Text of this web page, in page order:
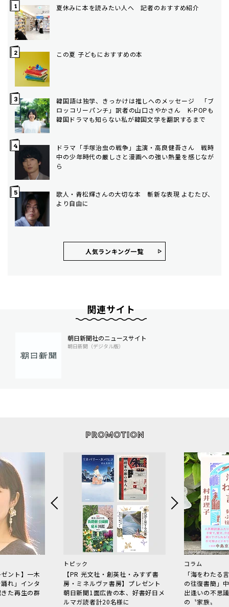
夏休みに本を読みたい人へ 記者のおすすめ紹介
この夏 子どもにおすすめの本
韓国語は独学、きっかけは推しへのメッセージ 「ブ
ロッコリーパンチ」訳者の山口さやかさん K-POPも
韓国ドラマも知らない私が韓国文学を翻訳するまで
ドラマ「手塚治虫の戦争」主演・高良健吾さん 戦時
中の少年時代の厳しさと漫画への強い熱量を感じなが
ら
歌人・青松輝さんの大切な本 斬新な表現 よむたび、
より自由に
人気ランキング⼀覧
関連サイト
朝日新聞社のニュースサイト
朝日新聞（デジタル版）
ント】一木
れ」インタ
た再生の群
トピック
【PR 光文社・創英社・みすず書
房・ミネルヴァ書房】プレゼント
朝日新聞1面広告の本、好書好日メ
ルマガ読者計20名様に
コラム
「海をわた
の往復書簡」
出逢いの不思
の〝家族〟